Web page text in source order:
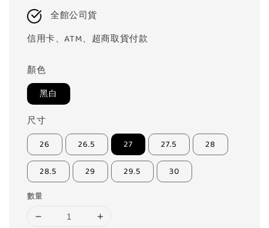
全館公司貨
信用卡、ATM、超商取貨付款
顏色
黑白
尺寸
26 26.5 27 27.5 28
28.5 29 29.5 30
數量